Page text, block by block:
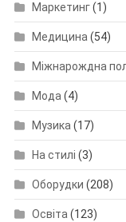
Маркетинг(1)
Медицина(54)
Міжнарождна
Мода(4)
Музика(17)
На стилі (3)
Оборудки (208)
Освіта(123)